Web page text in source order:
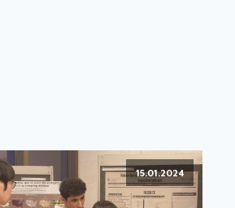
15.01.2024